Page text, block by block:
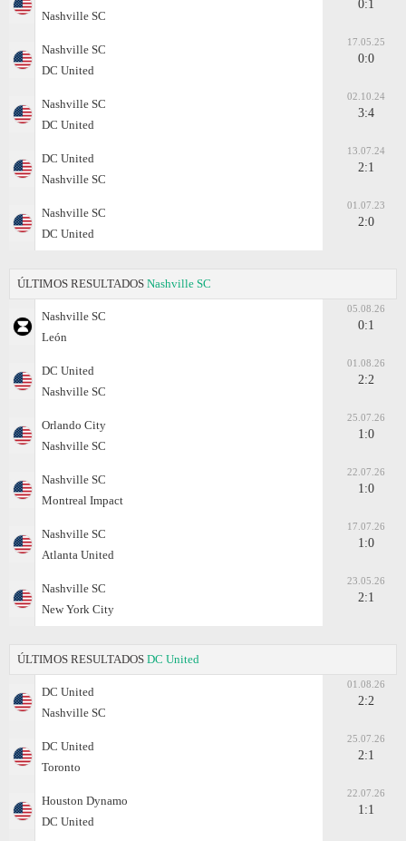
Nashville SC
0:1
Nashville SC
DC United
17.05.25
0:0
Nashville SC
DC United
02.10.24
3:4
DC United
Nashville SC
13.07.24
2:1
Nashville SC
DC United
01.07.23
2:0
ÚLTIMOS RESULTADOS Nashville SC
Nashville SC
León
05.08.26
0:1
DC United
Nashville SC
01.08.26
2:2
Orlando City
Nashville SC
25.07.26
1:0
Nashville SC
Montreal Impact
22.07.26
1:0
Nashville SC
Atlanta United
17.07.26
1:0
Nashville SC
New York City
23.05.26
2:1
ÚLTIMOS RESULTADOS DC United
DC United
Nashville SC
01.08.26
2:2
DC United
Toronto
25.07.26
2:1
Houston Dynamo
DC United
22.07.26
1:1